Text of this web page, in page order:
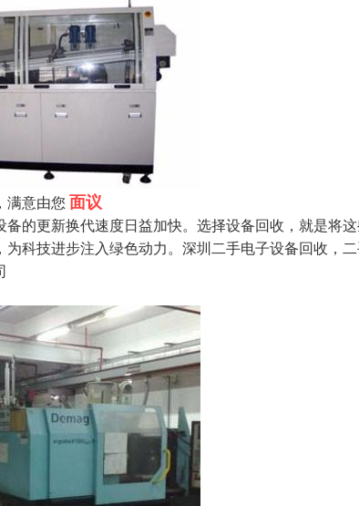
满意由您 面议
的更新换代速度日益加快。选择设备回收，就是将
为科技进步注入绿色动力。深圳二手电子设备回收，